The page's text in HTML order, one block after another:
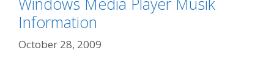
Information
October 28, 2009